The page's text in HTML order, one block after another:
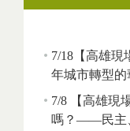
7/18【高雄
年城市轉型
7/8 【高雄現
嗎？——民主